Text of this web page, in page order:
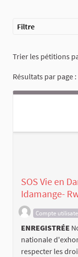
Filtre
Trier les pétitions
Résultats par page :
SOS Vie en
Idamange-
Compte
ENREGISTRÉE
nationale
respecter les